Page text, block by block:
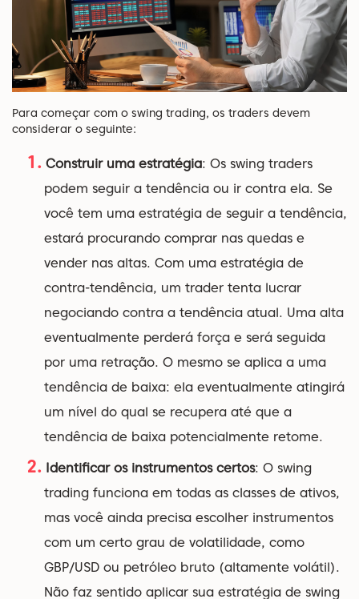
Para começar com o swing trading, os traders devem
considerar o seguinte:
Construir uma estratégia: Os swing traders
podem seguir a tendência ou ir contra ela. Se
você tem uma estratégia de seguir a tendência,
estará procurando comprar nas quedas e
vender nas altas. Com uma estratégia de
contra-tendência, um trader tenta lucrar
negociando contra a tendência atual. Uma alta
eventualmente perderá força e será seguida
por uma retração. O mesmo se aplica a uma
tendência de baixa: ela eventualmente atingirá
um nível do qual se recupera até que a
tendência de baixa potencialmente retome.
Identificar os instrumentos certos: O swing
trading funciona em todas as classes de ativos,
mas você ainda precisa escolher instrumentos
com um certo grau de volatilidade, como
GBP/USD ou petróleo bruto (altamente volátil).
Não faz sentido aplicar sua estratégia de swing